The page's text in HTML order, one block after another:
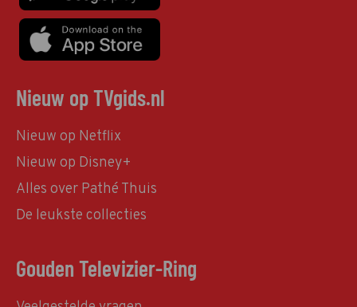
Nieuw op TVgids.nl
Nieuw op Netflix
Nieuw op Disney+
Alles over Pathé Thuis
De leukste collecties
Gouden Televizier-Ring